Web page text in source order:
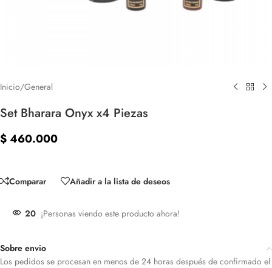
Inicio/General
Set Bharara Onyx x4 Piezas
$460.000
Comparar
Añadir a la lista de deseos
20 ¡Personas viendo este producto ahora!
Sobre envio
Los pedidos se procesan en menos de 24 horas después de confirmado el